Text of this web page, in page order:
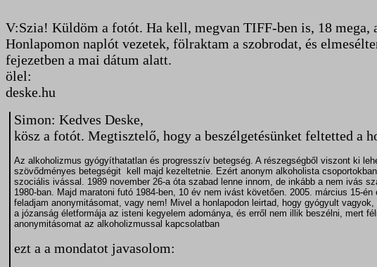
V:Szia! Küldöm a fotót. Ha kell, megvan TIFF-ben is, 18 mega,
Honlapomon naplót vezetek, fölraktam a szobrodat, és
fejezetben a mai dátum alatt.
ölel:
deske.hu
Simon: Kedves Deske,
kösz a fotót. Megtisztelő, hogy a beszélgetésünket feltetted a
Az alkoholizmus gyógyíthatatlan és progresszív betegség. A részegségből viszont ki
szövődményes betegségit kell majd kezeltetnie. Ezért anonym alkoholista
szociális ivással. 1989 november 26-a óta szabad lenne innom, de inkább a nem ivás
1980-ban. Majd maratoni futó 1984-ben, 10 év nem ivást követően. 2005. március
feladjam anonymitásomat, vagy nem! Mivel a honlapodon leirtad, hogy gyógyult
a józanság életformája az isteni kegyelem adománya, és erről nem illik beszélni, mert
anonymitásomat az alkoholizmussal kapcsolatban
ezt a a mondatot javasolom: